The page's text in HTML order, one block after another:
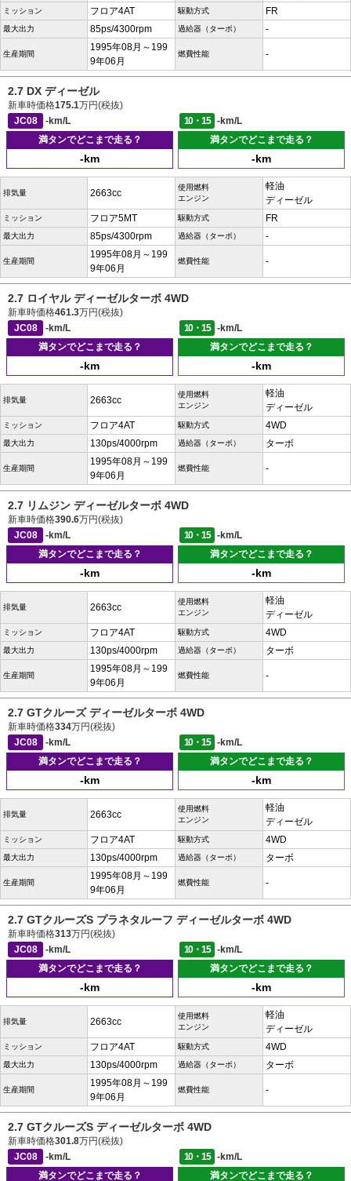
ミッション フロア4AT 駆動方式 FR
最大出力 85ps/4300rpm 過給器（ターボ） -
生産期間
1995年08月～199
9年06月
燃費性能 -
2.7 DX ディーゼル
新車時価格175.1万円(税抜)
JC08
-km/L 10・15
-km/L
満タンでどこまで走る？
-km
満タンでどこまで走る？
-km
排気量 2663cc
使用燃料
エンジン
軽油
ディーゼル
ミッション フロア5MT 駆動方式 FR
最大出力 85ps/4300rpm 過給器（ターボ） -
生産期間
1995年08月～199
9年06月
燃費性能 -
2.7 ロイヤル ディーゼルターボ 4WD
新車時価格461.3万円(税抜)
JC08
-km/L 10・15
-km/L
満タンでどこまで走る？
-km
満タンでどこまで走る？
-km
排気量 2663cc
使用燃料
エンジン
軽油
ディーゼル
ミッション フロア4AT 駆動方式 4WD
最大出力 130ps/4000rpm 過給器（ターボ） ターボ
生産期間
1995年08月～199
9年06月
燃費性能 -
2.7 リムジン ディーゼルターボ 4WD
新車時価格390.6万円(税抜)
JC08
-km/L 10・15
-km/L
満タンでどこまで走る？
-km
満タンでどこまで走る？
-km
排気量 2663cc
使用燃料
エンジン
軽油
ディーゼル
ミッション フロア4AT 駆動方式 4WD
最大出力 130ps/4000rpm 過給器（ターボ） ターボ
生産期間
1995年08月～199
9年06月
燃費性能 -
2.7 GTクルーズ ディーゼルターボ 4WD
新車時価格334万円(税抜)
JC08
-km/L 10・15
-km/L
満タンでどこまで走る？
-km
満タンでどこまで走る？
-km
排気量 2663cc
使用燃料
エンジン
軽油
ディーゼル
ミッション フロア4AT 駆動方式 4WD
最大出力 130ps/4000rpm 過給器（ターボ） ターボ
生産期間
1995年08月～199
9年06月
燃費性能 -
2.7 GTクルーズS プラネタルーフ ディーゼルターボ 4WD
新車時価格313万円(税抜)
JC08
-km/L 10・15
-km/L
満タンでどこまで走る？
-km
満タンでどこまで走る？
-km
排気量 2663cc
使用燃料
エンジン
軽油
ディーゼル
ミッション フロア4AT 駆動方式 4WD
最大出力 130ps/4000rpm 過給器（ターボ） ターボ
生産期間
1995年08月～199
9年06月
燃費性能 -
2.7 GTクルーズS ディーゼルターボ 4WD
新車時価格301.8万円(税抜)
JC08
-km/L 10・15
-km/L
満タンでどこまで走る？
満タンでどこまで走る？